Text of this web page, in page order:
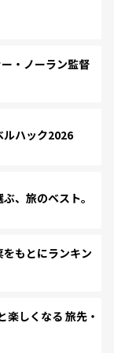
・ノーラン監督
ハック2026
、旅のベスト。
もとにランキン
しくなる 旅先・